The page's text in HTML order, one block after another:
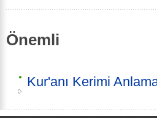
Önemli
Kur'anı Kerimi